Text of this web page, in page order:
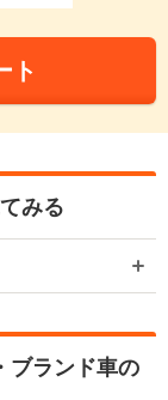
ト
みる
ブランド車の